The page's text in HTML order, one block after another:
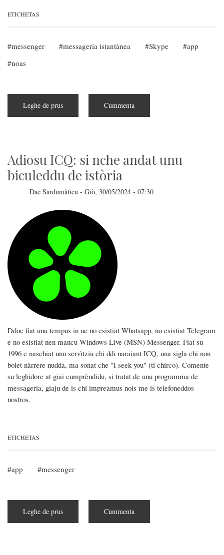
ETICHETAS
messenger messageria istantànea Skype
app
noas
Leghe de prus
serrat!
Cummenta
Adiosu ICQ: si nche andat unu
biculeddu de istòria
Dae Sardumàticu - Giò, 30/05/2024 - 07:30
Ddoe fiat unu tempus in ue no esistiat Whatsapp, no esistiat Telegram
e no esistiat nen mancu Windows Live (MSN) Messenger. Fiat su
1996 e naschiat unu servìtziu chi ddi naraiant ICQ, una sigla chi non
bolet nàrrere nudda, ma sonat che "I seek you" (ti chirco). Comente
su leghidore at giai cumprèndidu, si tratat de unu programma de
messageria, giaju de is chi impreamus nois me is telefoneddos
nostros.
ETICHETAS
app messenger
Leghe de prus
ICQ:
Cummenta